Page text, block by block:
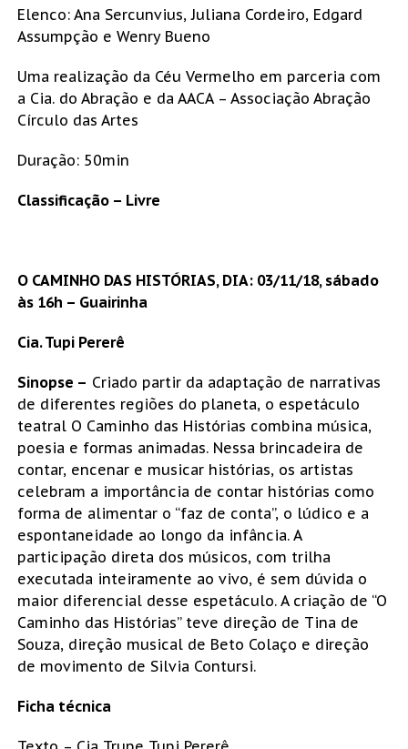
Elenco: Ana Sercunvius, Juliana Cordeiro, Edgard
Assumpção e Wenry Bueno
Uma realização da Céu Vermelho em parceria com
a Cia. do Abração e da AACA – Associação Abração
Círculo das Artes
Duração: 50min
Classificação – Livre
O CAMINHO DAS HISTÓRIAS, DIA: 03/11/18, sábado
às 16h – Guairinha
Cia. Tupi Pererê
Sinopse – Criado partir da adaptação de narrativas
de diferentes regiões do planeta, o espetáculo
teatral O Caminho das Histórias combina música,
poesia e formas animadas. Nessa brincadeira de
contar, encenar e musicar histórias, os artistas
celebram a importância de contar histórias como
forma de alimentar o “faz de conta”, o lúdico e a
espontaneidade ao longo da infância. A
participação direta dos músicos, com trilha
executada inteiramente ao vivo, é sem dúvida o
maior diferencial desse espetáculo. A criação de “O
Caminho das Histórias” teve direção de Tina de
Souza, direção musical de Beto Colaço e direção
de movimento de Silvia Contursi.
Ficha técnica